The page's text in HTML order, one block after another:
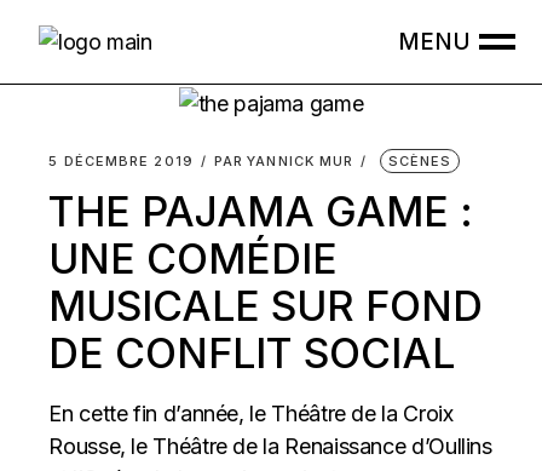
5 DÉCEMBRE 2019 PAR YANNICK MUR SCÈNES
THE PAJAMA GAME :
UNE COMÉDIE
MUSICALE SUR FOND
DE CONFLIT SOCIAL
En cette fin d’année, le Théâtre de la Croix
Rousse, le Théâtre de la Renaissance d’Oullins